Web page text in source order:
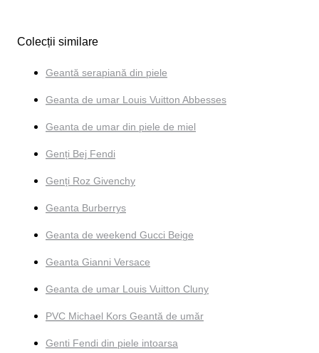
Colecții similare
Geantă serapiană din piele
Geanta de umar Louis Vuitton Abbesses
Geanta de umar din piele de miel
Genți Bej Fendi
Genți Roz Givenchy
Geanta Burberrys
Geanta de weekend Gucci Beige
Geanta Gianni Versace
Geanta de umar Louis Vuitton Cluny
PVC Michael Kors Geantă de umăr
Genti Fendi din piele intoarsa